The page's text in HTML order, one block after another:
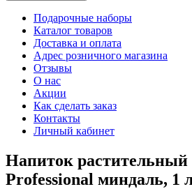
Подарочные наборы
Каталог товаров
Доставка и оплата
Адрес розничного магазина
Отзывы
О нас
Акции
Как сделать заказ
Контакты
Личный кабинет
Напиток
Professional миндаль, 1